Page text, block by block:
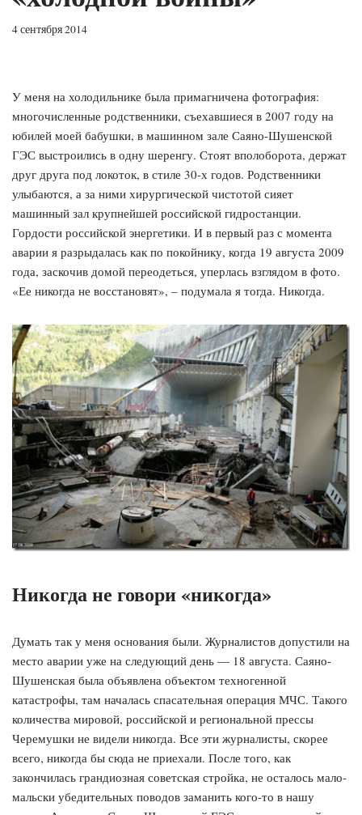
4 сентября 2014
У меня на холодильнике была примагничена фотография:
многочисленные родственники, съехавшиеся в 2007 году на
юбилей моей бабушки, в машинном зале Саяно-Шушенской
ГЭС выстроились в одну шеренгу. Стоят вполоборота, держат
друг друга под локоток, в стиле 30-х годов. Родственники
улыбаются, а за ними хирургической чистотой сияет
машинный зал крупнейшей российской гидростанции.
Гордости российской энергетики. И в первый раз с момента
аварии я разрыдалась как по покойнику, когда 19 августа 2009
года, заскочив домой переодеться, уперлась взглядом в фото.
«Ее никогда не восстановят», – подумала я тогда. Никогда.
Никогда не говори «никогда»
Думать так у меня основания были. Журналистов допустили на
место аварии уже на следующий день — 18 августа. Саяно-
Шушенская была объявлена объектом техногенной
катастрофы, там началась спасательная операция МЧС. Такого
количества мировой, российской и региональной прессы
Черемушки не видели никогда. Все эти журналисты, скорее
всего, никогда бы сюда не приехали. После того, как
закончилась грандиозная советская стройка, не осталось мало-
мальски убедительных поводов заманить кого-то в нашу